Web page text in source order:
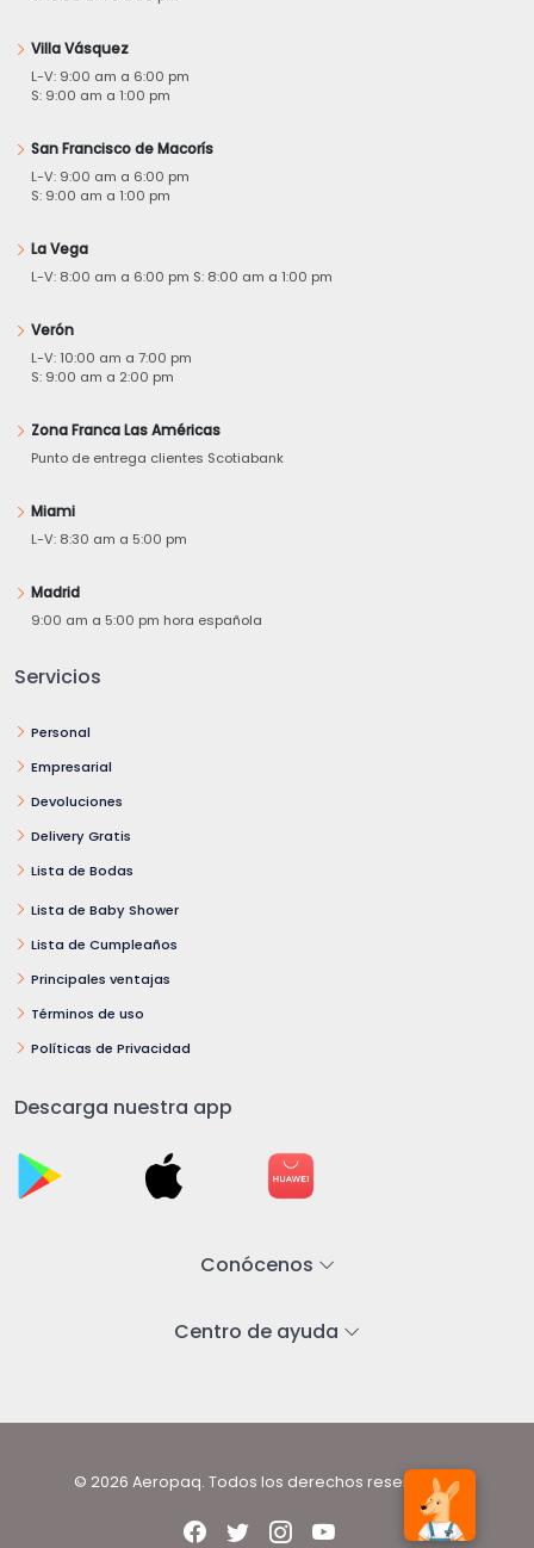
Villa Vásquez
L-V: 9:00 am a 6:00 pm
S: 9:00 am a 1:00 pm
San Francisco de Macorís
L-V: 9:00 am a 6:00 pm
S: 9:00 am a 1:00 pm
La Vega
L-V: 8:00 am a 6:00 pm S: 8:00 am a 1:00 pm
Verón
L-V: 10:00 am a 7:00 pm
S: 9:00 am a 2:00 pm
Zona Franca Las Américas
Punto de entrega clientes Scotiabank
Miami
L-V: 8:30 am a 5:00 pm
Madrid
9:00 am a 5:00 pm hora española
Servicios
Personal
Empresarial
Devoluciones
Delivery Gratis
Lista de Bodas
Lista de Baby Shower
Lista de Cumpleaños
Principales ventajas
Términos de uso
Políticas de Privacidad
Descarga nuestra app
Conócenos
Centro de ayuda
© 2026 Aeropaq. Todos los derechos reservados.